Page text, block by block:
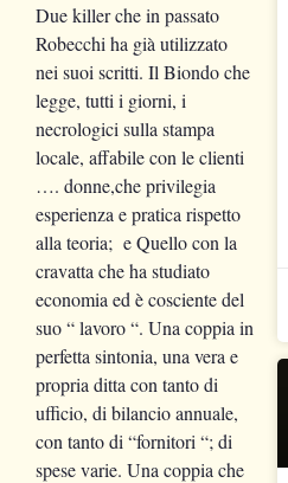
Due killer che in passato
Robecchi ha già utilizzato
nei suoi scritti. Il Biondo che
legge, tutti i giorni, i
necrologici sulla stampa
locale, affabile con le clienti
…. donne,che privilegia
esperienza e pratica rispetto
alla teoria; e Quello con la
cravatta che ha studiato
economia ed è cosciente del
suo “ lavoro “. Una coppia in
perfetta sintonia, una vera e
propria ditta con tanto di
ufficio, di bilancio annuale,
con tanto di “fornitori “; di
spese varie. Una coppia che